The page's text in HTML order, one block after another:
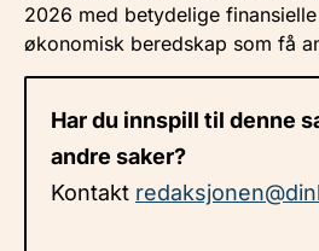
2026 med betydelige
økonomisk beredskap som få
Har du innspill til denne
andre saker?
Kontakt